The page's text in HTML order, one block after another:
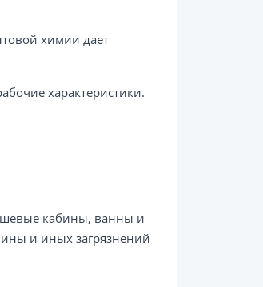
химии дает
характеристики.
кабины, ванны и
и иных загрязнений